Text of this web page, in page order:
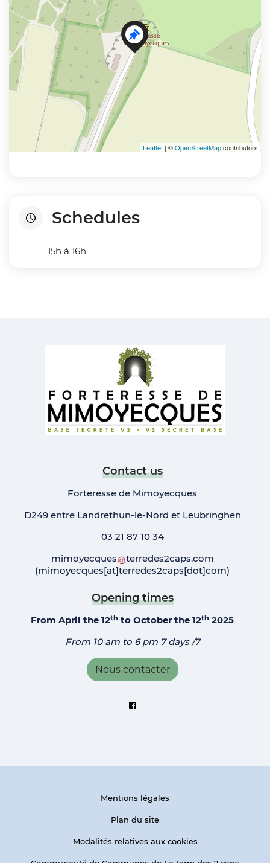
Leaflet | ©OpenStreetMapcontributors
Schedules
15h à 16h
Contact us
Forteresse de Mimoyecques
D249 entre Landrethun-le-Nord et Leubringhen
03 21 87 10 34
mimoyecques
terredes2caps.com
(mimoyecques[at]terredes2caps[dot]com)
Opening times
From April the 12th to October the 12th 2025
From 10 am to 6 pm 7 days /7
Nous contacter
Mentions légales
Plan du site
Modalités relatives aux cookies